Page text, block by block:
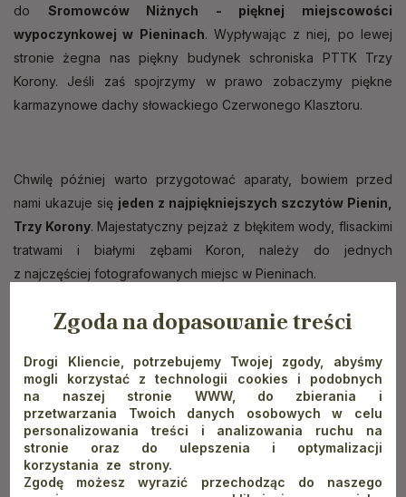
do Sromowców Niżnych - pięknej miejscowości
wypoczynkowej w Pieninach. Wypływając z niej, po lewej
stronie żegna nas piękny budynek schroniska PTTK Trzy
Korony. Jeśli zaś spojrzymy w prawo zobaczymy piękne
karmazynowe dachy słowackiego Czerwonego Klasztoru.
Chwilę później warto przygotować aparaty, bowiem przed
nami ukazuje się jeden z najpiękniejszych szczytów Pienin,
Trzy Korony. Majestatyczny pejzaż z błękitem wody, flisackimi
tratwami i białymi zębami Koron, należy do jednych
z najczęściej fotografowanych miejsc w Pieninach.
czyli siedem nawrotów między wysokimi ścianami gór. Płynąc
dalej wpływamy do przewężenia zwanego J
anosikowym lub
Zbójnickim Skokiem.Jest to gardziel mająca niespełna 12
metrów szerokości i tyleż samo głębokości. Wedle legend jest
to miejsce, gdzieJanosik uciekając przed sługami Pana
z zamku w Niedzicy przeskoczył Dunajec.
Jeśli dobrze się
Zgoda na dopasowanie treści
Drogi Kliencie, potrzebujemy Twojej zgody, abyśmy
mogli korzystać z technologii cookies i podobnych
na naszej stronie WWW, do zbierania i
przetwarzania Twoich danych osobowych w celu
personalizowania treści i analizowania ruchu na
stronie oraz do ulepszenia i optymalizacji
korzystania ze strony.
Zgodę możesz wyrazić przechodząc do naszego